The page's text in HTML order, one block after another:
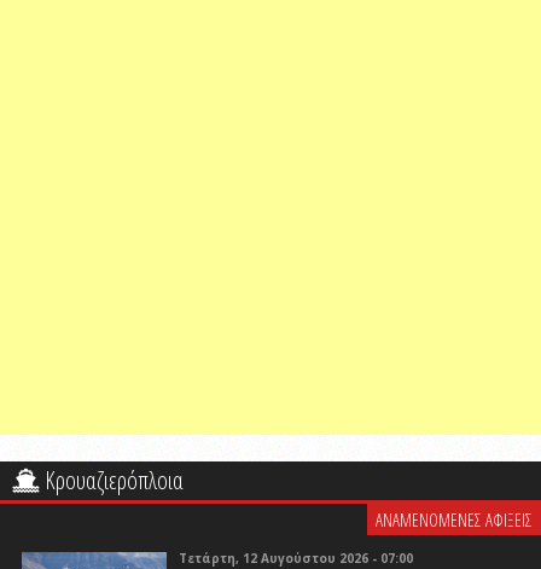
Κρουαζιερόπλοια
ΑΝΑΜΕΝΟΜΕΝΕΣ ΑΦΙΞΕΙΣ
Τετάρτη, 12 Αυγούστου 2026 - 07:00